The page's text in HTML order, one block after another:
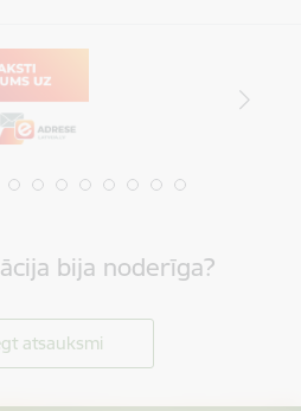
bija noderīga?
atsauksmi